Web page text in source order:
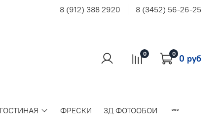
8 (912) 388 2920 8 (3452) 56-26-25
0 0 0 руб
ФРЕСКИ 3Д ФОТООБОИ